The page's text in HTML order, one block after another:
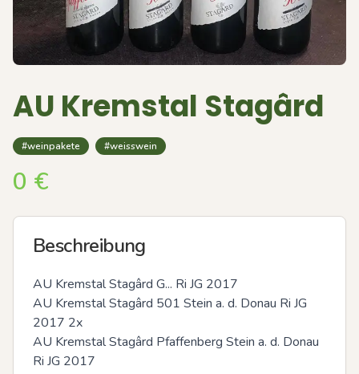
AU Kremstal Stagârd
#weinpakete #weisswein
0 €
Beschreibung
AU Kremstal Stagârd G... Ri JG 2017
AU Kremstal Stagârd 501 Stein a. d. Donau Ri JG
2017 2x
AU Kremstal Stagârd Pfaffenberg Stein a. d. Donau
Ri JG 2017